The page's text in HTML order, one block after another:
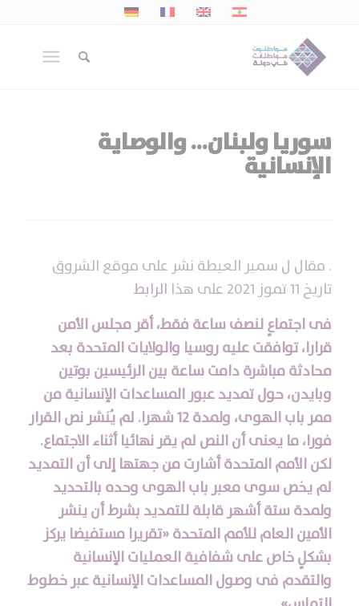
سوريا ولبنان… والوصاية
الإنسانية
. مقال ل سمير العيطة نشر على موقع الشروق
تاريخ 11 تموز 2021 على هذا
الرابط
فى اجتماعٍ لنصف ساعة فقط، أقر مجلس الأمن
قرارا، توافقت عليه روسيا والولايات المتحدة بعد
محادثةمباشرة دامت ساعة بين الرئيسين بوتين
وبايدن، حول تمديد عبور المساعدات الإنسانية من
ممر باب الهوى، ولمدة 12 شهرا. لم يُنشر نص القرار
فورا، ما يعنى أن النص لم يقر نهائيا أثناء الاجتماع.
لكن الأمم المتحدة أشارت من جهتها إلى أن التمديد
لم يخص سوى معبر باب الهوى وحده بالتحديد
ولمدة ستة أشهر قابلة للتمديد بشرط أن ينشر
الأمين العام للأمم المتحدة «تقريرا مستفيضا يركز
بشكلٍ خاص على شفافية العمليات الإنسانية
والتقدم فى وصول المساعدات الإنسانية عبر خطوط